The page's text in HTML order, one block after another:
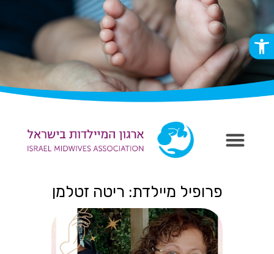
פתח סרגל נגישות
פרופיל מיילדת: ריטה זטלמן